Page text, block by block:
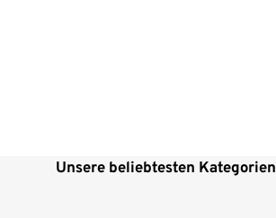
Unsere beliebtesten Kategorien